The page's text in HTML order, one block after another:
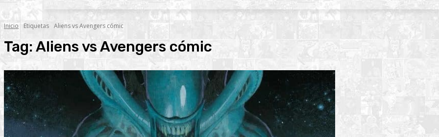
Inicio Etiquetas Aliens vs Avengers cómic
Tag:Aliens vs Avengers cómic